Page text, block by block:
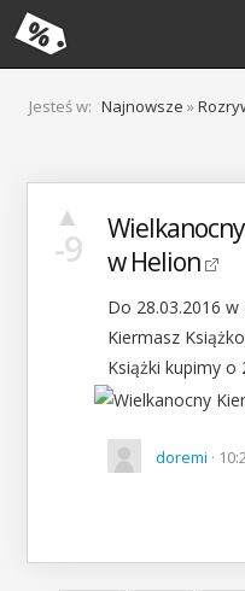
Jesteś w: Najnowsze »
▲
-9
w Helion
Do 28.03.2016
Kiermasz
Książki kupimy o
doremi ·